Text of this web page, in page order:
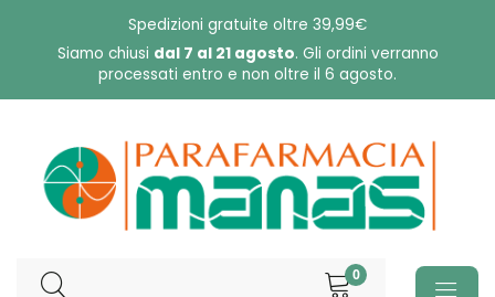
Spedizioni gratuite oltre 39,99€
Siamo chiusi dal 7 al 21 agosto. Gli ordini verranno
processati entro e non oltre il 6 agosto.
0